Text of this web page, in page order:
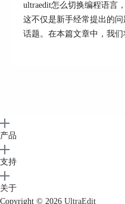
进制设置等等。当然
悉，那么可以点击左
择。
ultraedit怎么切换编程语
这不仅是新手经常提出的
话题。在本篇文章中，我
产品
支持
关于
Copyright © 2026 UltraEdit